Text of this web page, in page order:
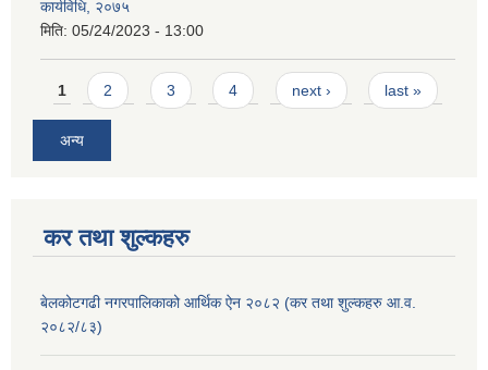
कार्यविधि, २०७५
मिति: 05/24/2023 - 13:00
Pages
1 2 3 4 next › last »
अन्य
कर तथा शुल्कहरु
बेलकोटगढी नगरपालिकाको आर्थिक ऐन २०८२ (कर तथा शुल्कहरु आ.व.
२०८२/८३)